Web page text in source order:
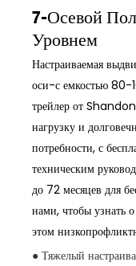
7-Осевой
Уровнем
Настраиваемая
оси-с емкостью 80-
трейлер от
нагрузку и
потребности, с
техническим
до 72 месяцев для
нами, чтобы узнать
этом
● Тяжелый